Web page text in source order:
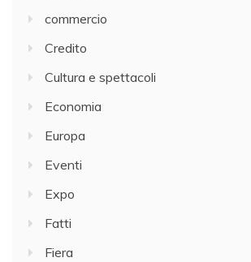
commercio
Credito
Cultura e spettacoli
Economia
Europa
Eventi
Expo
Fatti
Fiera